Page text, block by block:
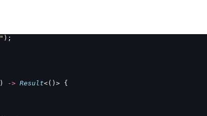
);
) -> Result<()> {